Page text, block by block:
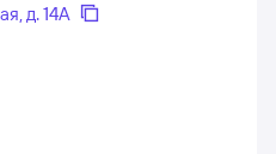
д. 14А